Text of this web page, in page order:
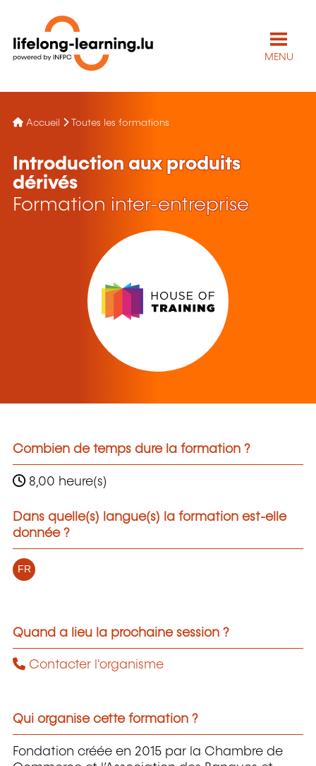
MENU
Accueil Toutes les formations
Introduction aux produits
dérivés
Formation inter-entreprise
Combien de temps dure la formation ?
8,00 heure(s)
Dans quelle(s) langue(s) la formation est-elle
donnée ?
FR
Quand a lieu la prochaine session ?
Contacter l'organisme
Qui organise cette formation ?
Fondation créée en 2015 par la Chambre de